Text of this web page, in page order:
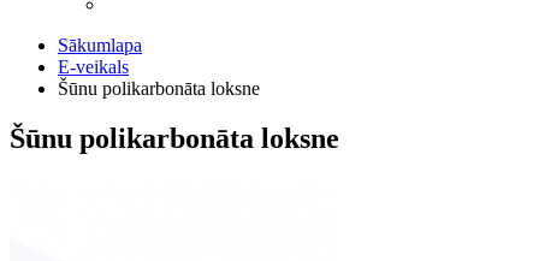
Sākumlapa
E-veikals
Šūnu polikarbonāta loksne
Šūnu polikarbonāta loksne